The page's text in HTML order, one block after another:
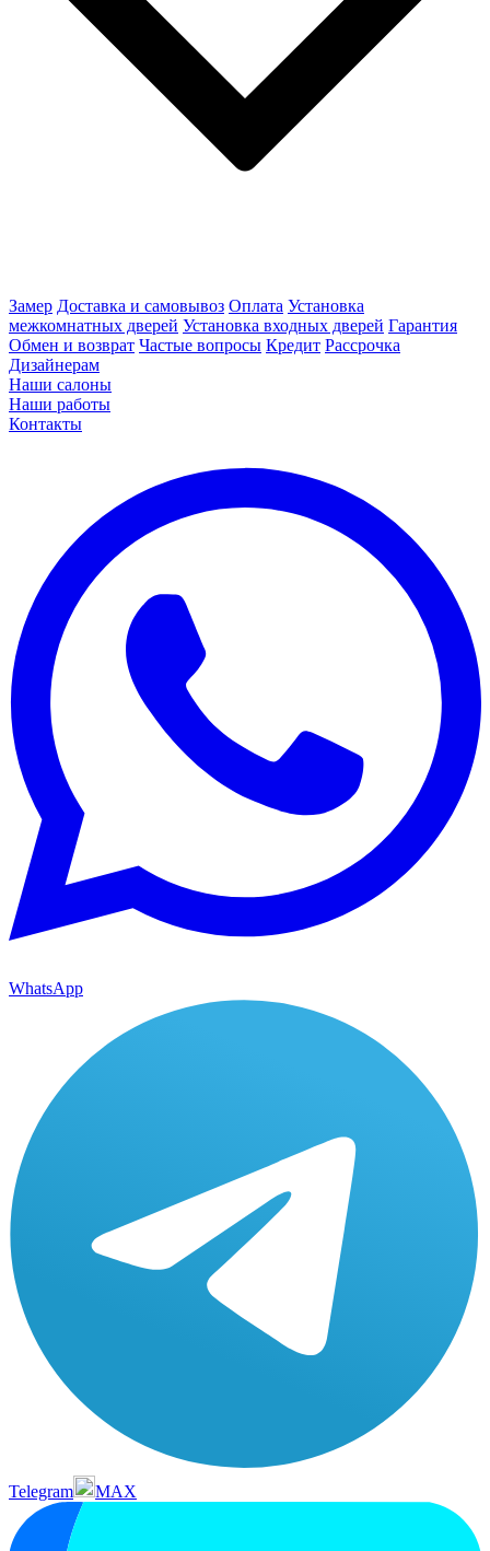
Замер Доставка и самовывоз Оплата Установка
межкомнатных дверей Установка входных дверей Гарантия
Обмен и возврат Частые вопросы Кредит Рассрочка
Дизайнерам
Наши салоны
Наши работы
Контакты
WhatsApp
Telegram MAX